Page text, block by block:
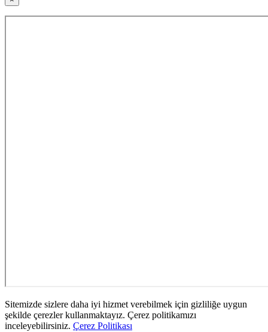
Sitemizde sizlere daha iyi hizmet verebilmek için gizliliğe uygun
şekilde çerezler kullanmaktayız. Çerez politikamızı
inceleyebilirsiniz. Çerez Politikası